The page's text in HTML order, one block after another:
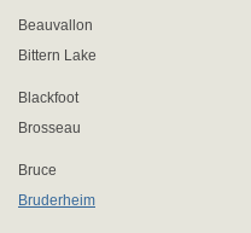
Beauvallon
Bittern Lake
Blackfoot
Brosseau
Bruce
Bruderheim